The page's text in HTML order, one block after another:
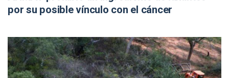
por su posible vínculo con el cáncer